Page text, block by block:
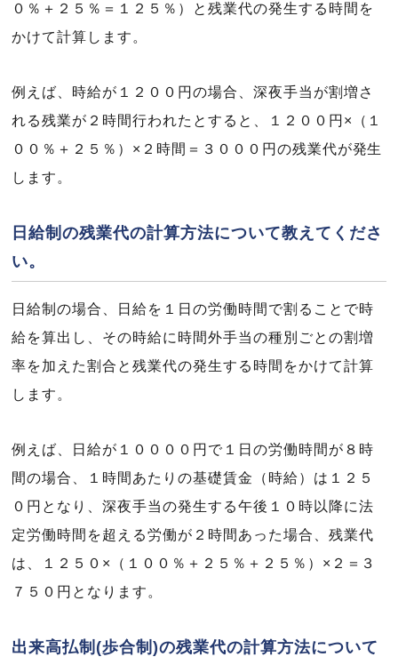
０％＋２５％＝１２５％）と残業代の発生する時間を
かけて計算します。
例えば、時給が１２００円の場合、深夜手当が割増さ
れる残業が２時間行われたとすると、１２００円×（１
００％＋２５％）×２時間＝３０００円の残業代が発生
します。
日給制の残業代の計算方法について教えてくださ
い。
日給制の場合、日給を１日の労働時間で割ることで時
給を算出し、その時給に時間外手当の種別ごとの割増
率を加えた割合と残業代の発生する時間をかけて計算
します。
例えば、日給が１００００円で１日の労働時間が８時
間の場合、１時間あたりの基礎賃金（時給）は１２５
０円となり、深夜手当の発生する午後１０時以降に法
定労働時間を超える労働が２時間あった場合、残業代
は、１２５０×（１００％＋２５％＋２５％）×２＝３
７５０円となります。
出来高払制(歩合制)の残業代の計算方法について